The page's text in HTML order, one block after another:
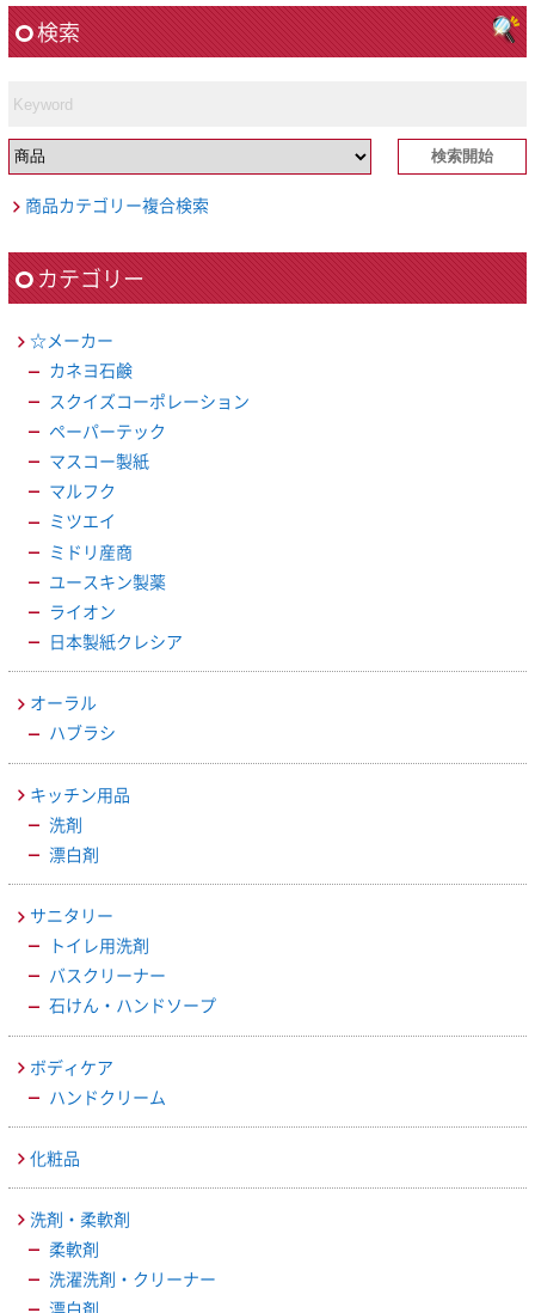
検索
商品カテゴリー複合検索
カテゴリー
☆メーカー
カネヨ石鹸
スクイズコーポレーション
ペーパーテック
マスコー製紙
マルフク
ミツエイ
ミドリ産商
ユースキン製薬
ライオン
日本製紙クレシア
オーラル
ハブラシ
キッチン用品
洗剤
漂白剤
サニタリー
トイレ用洗剤
バスクリーナー
石けん・ハンドソープ
ボディケア
ハンドクリーム
化粧品
洗剤・柔軟剤
柔軟剤
洗濯洗剤・クリーナー